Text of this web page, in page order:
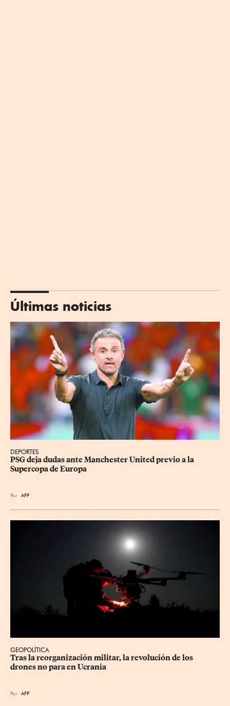
Últimas noticias
DEPORTES
PSG deja dudas ante Manchester United previo a la
Supercopa de Europa
Por AFP
GEOPOLÍTICA
Tras la reorganización militar, la revolución de los
drones no para en Ucrania
Por AFP